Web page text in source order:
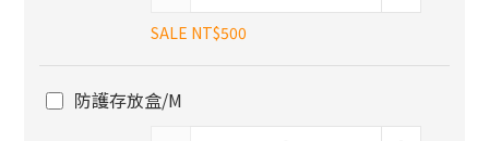
SALE NT$500
防護存放盒/M